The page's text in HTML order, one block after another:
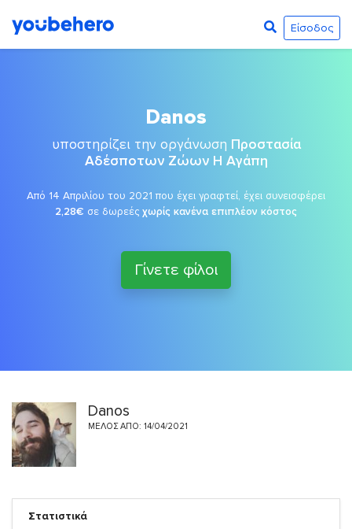
Είσοδος
Danos
υποστηρίζει την οργάνωση Προστασία
Αδέσποτων Ζώων Η Αγάπη
Από 14 Απριλίου του 2021 που έχει γραφτεί, έχει συνεισφέρει
2,28€ σε δωρεές χωρίς κανένα επιπλέον κόστος
Γίνετε φίλοι
Danos
ΜΈΛΟΣ ΑΠΌ: 14/04/2021
Στατιστικά